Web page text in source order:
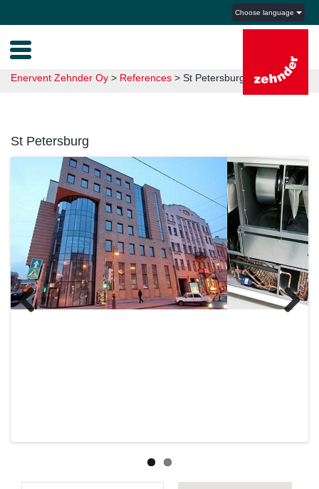
Choose language
Enervent Zehnder Oy > References > St Petersburg
St Petersburg